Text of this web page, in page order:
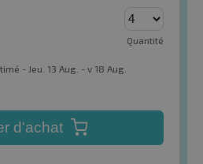
Quantité
- Jeu. 13 Aug. - v 18 Aug.
d'achat